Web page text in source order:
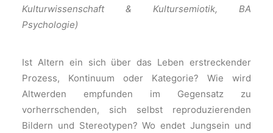
Kulturwissenschaft & Kultursemiotik, BA
Psychologie)
Ist Altern ein sich über das Leben erstreckender
Prozess, Kontinuum oder Kategorie? Wie wird
Altwerden empfunden im Gegensatz zu
vorherrschenden, sich selbst reproduzierenden
Bildern und Stereotypen? Wo endet Jungsein und